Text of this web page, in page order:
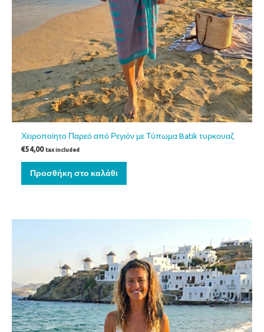
Χειροποίητο Παρεό από Ρεγιόν με Τύπωμα Batik τυρκουαζ
€54,00 tax included
Προσθήκη στο καλάθι